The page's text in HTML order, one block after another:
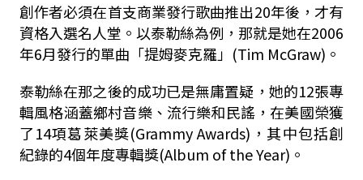
創作者必須在首支商業發行歌曲推出20年後，才有
資格入選名人堂。以泰勒絲為例，那就是她在2006
年6月發行的單曲「提姆麥克羅」(Tim McGraw)。
泰勒絲在那之後的成功已是無庸置疑，她的12張專
輯風格涵蓋鄉村音樂、流行樂和民謠，在美國榮獲
了14項葛萊美獎(Grammy Awards)，其中包括創
紀錄的4個年度專輯獎(Album of the Year)。